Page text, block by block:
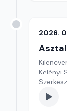
2026.
Kelényi